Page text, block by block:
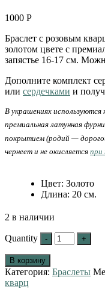
1000 Р
Браслет с розовым
золотом цвете с
запястье 16-17 см.
Дополните комплект
или сердечками и
В украшениях используются
премиальная латунная
покрытием (родий —
чернеет и не окисляется при
Цвет: Золото
Длина: 20 см.
2 в наличии
Quantity
В корзину
Категория: Браслеты
кварц